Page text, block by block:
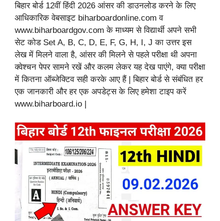
बिहार बोर्ड 12वीं हिंदी 2026 आंसर की डाउनलोड करने के लिए
आधिकारिक वेबसाइट biharboardonline.com व
www.biharboardgov.com के माध्यम से विद्यार्थी अपने सभी
सेट कोड Set A, B, C, D, E, F, G, H, I, J का उत्तर इस
लेख में मिलने वाला है, आंसर की मिलने से पहले परीक्षा थी अपना
क्वेश्चन पेपर सामने रखें और कलम लेकर यह देख पाएंगे, क्या परीक्षा
में कितना ऑब्जेक्टिव सही करके आए हैं | बिहार बोर्ड से संबंधित हर
एक जानकारी और हर एक अपडेट्स के लिए हमेशा टाइप करें
www.biharboard.io |